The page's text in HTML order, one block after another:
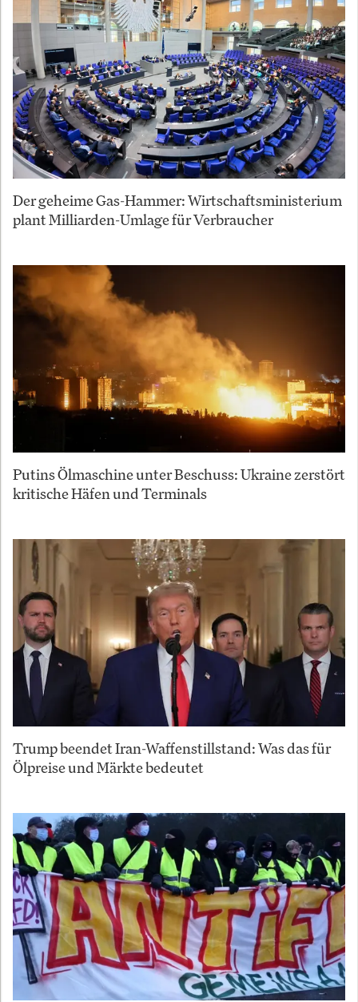
Der geheime Gas-Hammer: Wirtschaftsministerium
plant Milliarden-Umlage für Verbraucher
Putins Ölmaschine unter Beschuss: Ukraine zerstört
kritische Häfen und Terminals
Trump beendet Iran-Waffenstillstand: Was das für
Ölpreise und Märkte bedeutet